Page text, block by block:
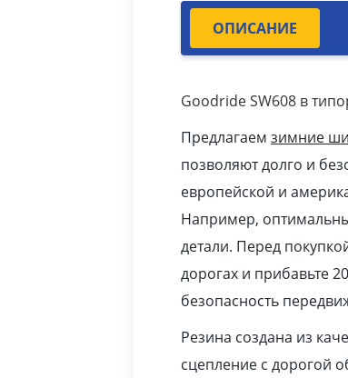
ОПИСАНИЕ
Goodride SW608 в
Предлагаем зимние
позволяют долго и
европейской и
Например,
детали. Перед
дорогах и прибавьте
безопасность
Резина создана из
сцепление с дорогой